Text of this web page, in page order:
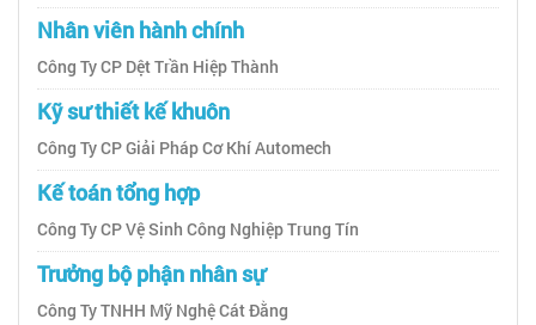
Nhân viên hành chính
Công Ty CP Dệt Trần Hiệp Thành
Kỹ sư thiết kế khuôn
Công Ty CP Giải Pháp Cơ Khí Automech
Kế toán tổng hợp
Công Ty CP Vệ Sinh Công Nghiệp Trung Tín
Trưởng bộ phận nhân sự
Công Ty TNHH Mỹ Nghệ Cát Đằng